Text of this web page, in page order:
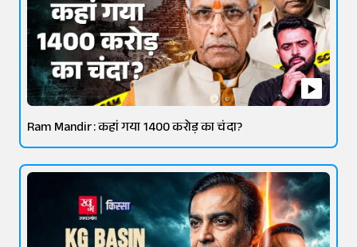
Ram Mandir: कहां गया 1400 करोड़ का चंदा?